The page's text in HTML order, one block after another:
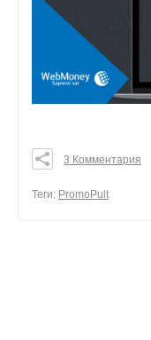
0
3 Комментария
Теги: PromoPult